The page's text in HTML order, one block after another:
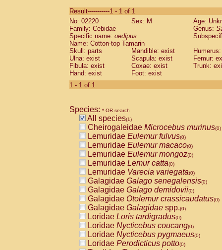
CebidaeSaguinus labiatus(0)
Cebidae Saguinus leucopus (0)
Cebidae
CebidaeSaguinus mystax
Cebidae Saguinus nigricollis (0)
Cebidae Saguinus oedipus
Cebidae Saguinus weddelli
Cebidae Saguinusspp.
Cebidae
CebidaeCebus capucinus
CebidaeCebus nigrivittatus
CebidaeCebus spp.(0)
CebidaeSaimiri boliviensis(0)
CebidaeSaimiri sciureus(0)
AtelidaeAlouatta caraya(0)
AtelidaeAlouatta fusca(0)
AtelidaeAlouatta seniculus(0)
AtelidaeAlouattaspp.(0)
AtelidaeAteles belzebuth(0)
AtelidaeAteles geoffroyi(0)
AtelidaeAteles paniscus(0)
AtelidaeAtelesspp.(0)
AtelidaeLagothrix lagothricha(0)
AtelidaeLagothrix lagothricha cana
PitheciidaeCacajao calvus
Result-----------1 - 1 of 1
No: 02220
Sex: M
Age:
Family: Cebidae
Genus:
Specific name: oedipus
Name: Cotton-top Tamarin
Skull: parts
Mandible: exist
Ulna: exist
Scapula: exist
Femur:
Fibula: exist
Coxae: exist
Trunk:
Hand: exist
Foot: exist
1 - 1 of 1
Species: * OR search
All species(1)
Cheirogaleidae Microcebus murinus(0)
Lemuridae Eulemur fulvus(0)
Lemuridae Eulemur macaco(0)
Lemuridae Eulemur mongoz(0)
Lemuridae Lemur catta(0)
Lemuridae Varecia variegata(0)
Galagidae Galago senegalensis(0)
Galagidae Galago demidovii(0)
Galagidae Otolemur crassicaudatus(0)
Galagidae Galagidae spp.(0)
Loridae Loris tardigradus(0)
Loridae Nycticebus coucang(0)
Loridae Nycticebus pygmaeus(0)
Loridae Perodicticus potto(0)